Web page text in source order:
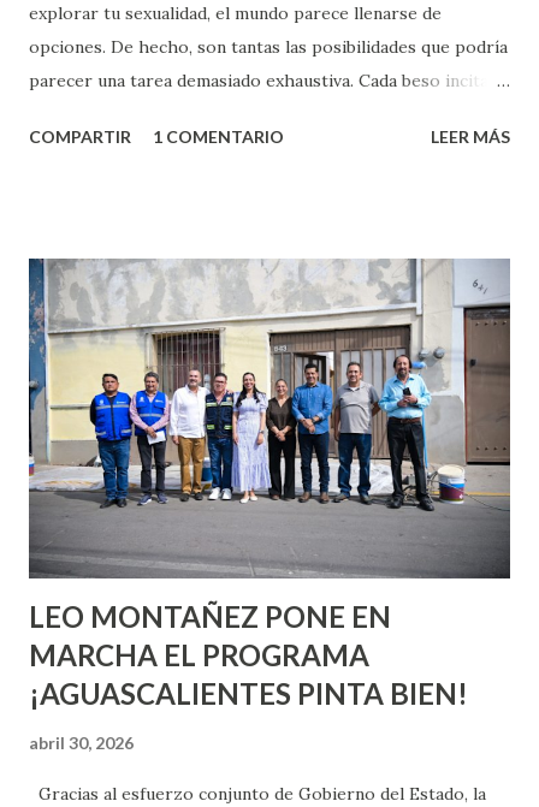
explorar tu sexualidad, el mundo parece llenarse de
opciones. De hecho, son tantas las posibilidades que podría
parecer una tarea demasiado exhaustiva. Cada beso incita
partes de ti que jamás hubieras imaginado. El problema es
conoces ni la mitad de lo que deberías saber. Pero incluso
quienes ya han tenido relaciones sexuales no son expertos
o expertas en el tema. Siempre hay algo nuevo que
aprender y nuevas experiencias que conocer. Si eres una
chica y aún no has tenido relaciones sexuales, tal vez
pienses que el sexo será increíble y no puedas esperar para
experimentarlo, pero como cualquier persona con
experiencia te dirá, siempre es mejor cuando ambas partes
son suficientemen...
COMPARTIR 1 COMENTARIO LEER MÁS
LEO MONTAÑEZ PONE EN
MARCHA EL PROGRAMA
¡AGUASCALIENTES PINTA BIEN!
abril 30, 2026
Gracias al esfuerzo conjunto de Gobierno del Estado, la